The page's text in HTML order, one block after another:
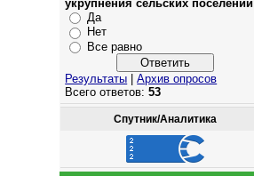
укрупнения сельских поселений
Да
Нет
Все равно
Результаты |Архив опросов
Всего ответов:53
Спутник/Аналитика